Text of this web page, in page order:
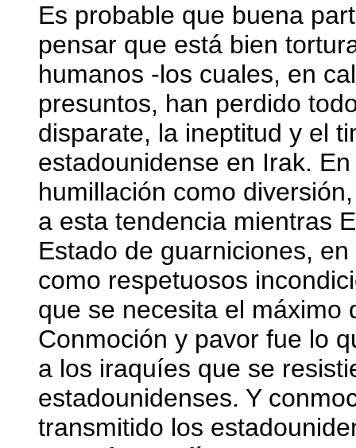
Es probable que buena
pensar que está bien
humanos -los cuales, en
presuntos, han perdido
disparate, la ineptitud y el
estadounidense en Irak.
humillación como
a esta tendencia mientras
Estado de guarniciones,
como respetuosos
que se necesita el máximo
Conmoción y pavor fue lo
a los iraquíes que se
estadounidenses. Y
transmitido los